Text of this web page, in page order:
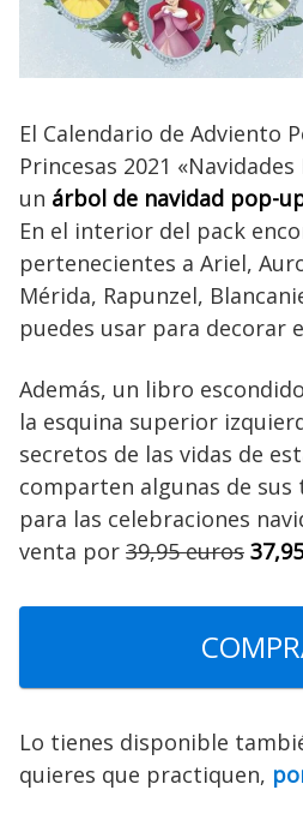
El Calendario de Adviento
Princesas 2021
un árbol de navidad pop-
En el interior del pack
pertenecientes a Ariel,
Mérida, Rapunzel,
puedes usar para decorar
Además, un libro
la esquina superior
secretos de las vidas de
comparten algunas de
para las celebraciones
venta por 39,95 euros
Lo tienes disponible
quieres que practiquen,